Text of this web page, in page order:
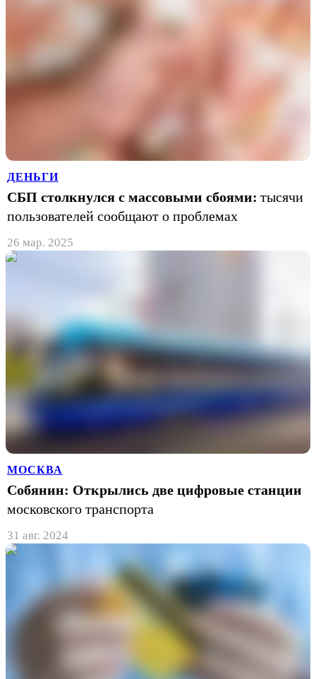
ДЕНЬГИ
СБП столкнулся с массовыми сбоями: тысячи
пользователей сообщают о проблемах
26 мар. 2025
МОСКВА
Собянин: Открылись две цифровые станции
московского транспорта
31 авг. 2024